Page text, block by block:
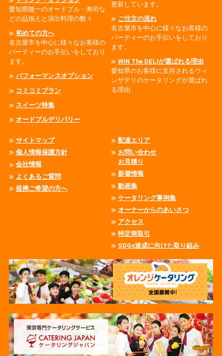
愛知県随一のオードブル・寿司な
どの品揃えと演出料理の数々
初めての方へ
名古屋市を中心に様々なお客様の
パーティーのお手伝いをしており
ます。
パフォーマンスオプション
コミコミプラン
スイーツ特集
オードブルデリバリー
更新しています。
ご注文の流れ
名古屋市を中心に様々なお客様の
パーティーのお手伝いをしており
ます。
WIN The DELIが選ばれる理由
愛知県のお客様に支持されるウィ
ンザデリのケータリングが選ばれ
る理由
サイトマップ
個人情報保護方針
会社情報
よくあるご質問
提携ご希望の方へ
配達エリア
お問い合わせ
お見積り
新着情報
動画集
ケータリング事例集
オーナーからのあいさつ
アクセス
特定商取引
SDGs達成に向けた取り組み